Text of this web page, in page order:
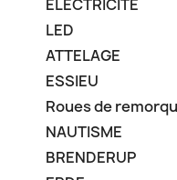
ELECTRICITE
LED
ATTELAGE
ESSIEU
Roues de
NAUTISME
BRENDERUP